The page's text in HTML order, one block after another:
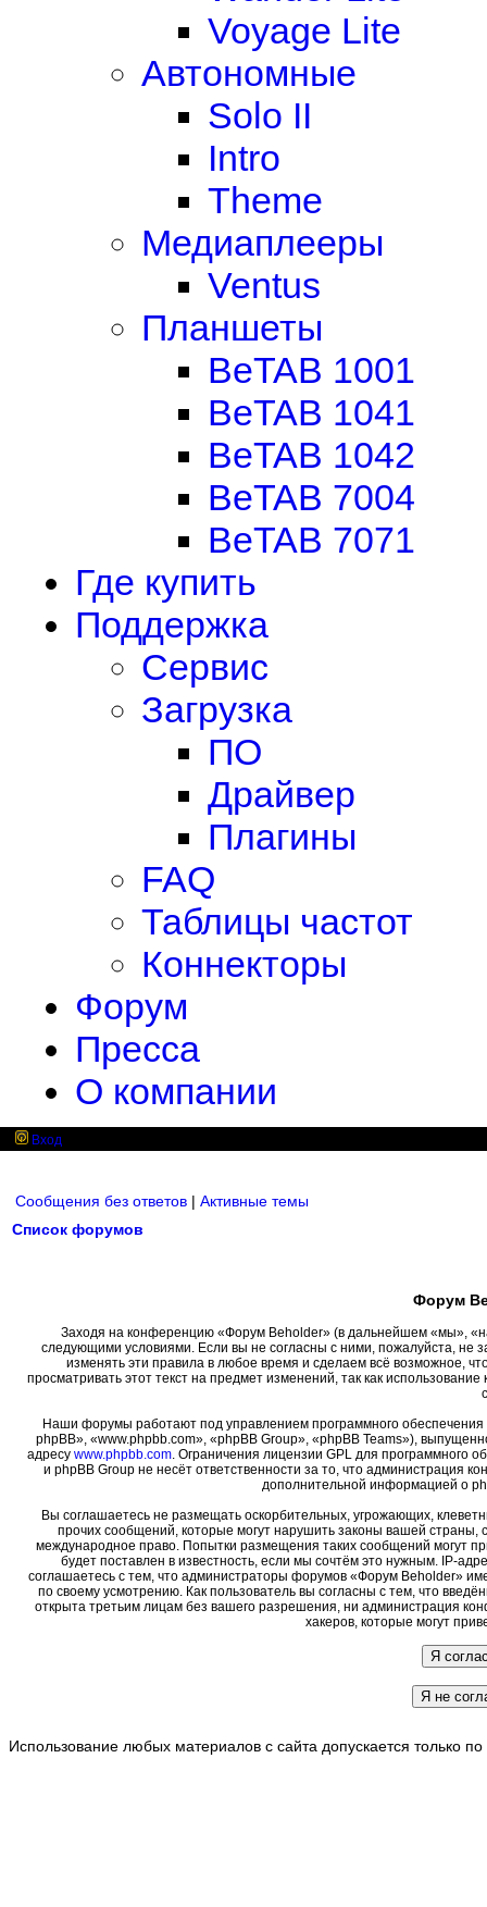
Voyage Lite
Автономные
Solo II
Intro
Theme
Медиаплееры
Ventus
Планшеты
BeTAB 1001
BeTAB 1041
BeTAB 1042
BeTAB 7004
BeTAB 7071
Где купить
Поддержка
Сервис
Загрузка
ПО
Драйвер
Плагины
FAQ
Таблицы частот
Коннекторы
Форум
Пресса
О компании
Вход
Сообщения без ответов | Активные темы
Список форумов
Форум
Заходя на конференцию «Форум Beholder» (в дальнейшем «мы»,
следующими условиями. Если вы не согласны с ними, пожалуйста, не
изменять эти правила в любое время и сделаем всё возможное,
просматривать этот текст на предмет изменений, так как
Наши форумы работают под управлением программного
phpBB», «www.phpbb.com», «phpBB Group», «phpBB Teams»),
адресу www.phpbb.com. Ограничения лицензии GPL для программного
и phpBB Group не несёт ответственности за то, что администрация
дополнительной информацией о
Вы соглашаетесь не размещать оскорбительных, угрожающих,
прочих сообщений, которые могут нарушить законы вашей страны,
международное право. Попытки размещения таких сообщений могут
будет поставлен в известность, если мы сочтём это нужным. IP-
соглашаетесь с тем, что администраторы форумов «Форум Beholder»
по своему усмотрению. Как пользователь вы согласны с тем, что
открыта третьим лицам без вашего разрешения, ни администрация
хакеров, которые могут
Использование любых материалов с сайта допускается только